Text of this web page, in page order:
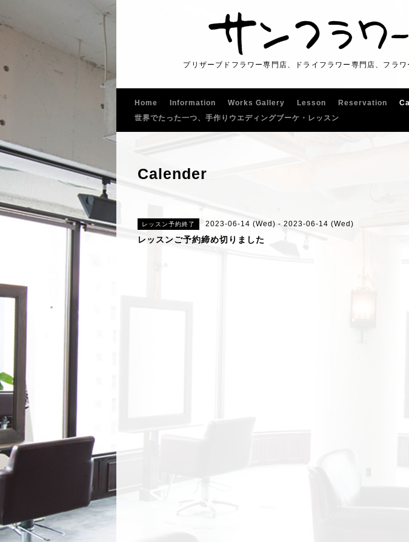
プリザーブドフラワー専門店、ドライフラワー専門店、フラ
Home Information Works Gallery Lesson Reservation
世界でたった一つ、手作りウエディングブーケ・レッスン
Calender
レッスン予約終了 2023-06-14 (Wed) - 2023-06-14 (Wed)
レッスンご予約締め切りました